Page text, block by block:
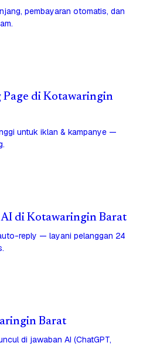
pembayaran otomatis, dan
Page di Kotawaringin
untuk iklan & kampanye —
AI di Kotawaringin Barat
reply — layani pelanggan 24
Barat
di jawaban AI (ChatGPT,